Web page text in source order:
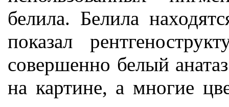
белила. Белила
показал
совершенно белый
на картине, а многие